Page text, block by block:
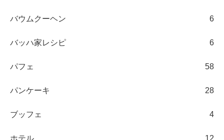
バウムクーヘン 6
バッハ家レシピ 6
パフェ 58
パンケーキ 28
ブッフェ 4